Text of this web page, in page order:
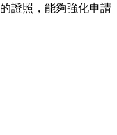
證照，能夠強化申請